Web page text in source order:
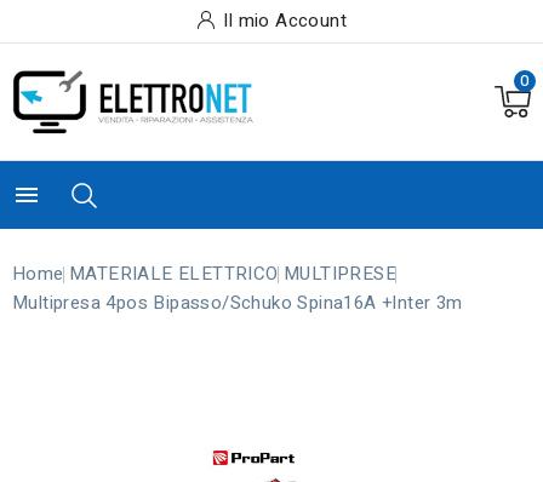
Il mio Account
0

Home MATERIALE ELETTRICO MULTIPRESE
Multipresa 4pos Bipasso/schuko Spina16A +inter 3m